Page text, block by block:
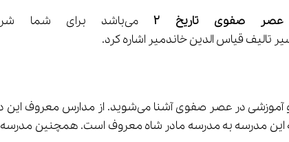
صفوی تاریخ ۲
می‌شوید. از مدارس معروف این دوره می‌توان به مدرسه چهارباغ اشاره کرد. وقتی شما